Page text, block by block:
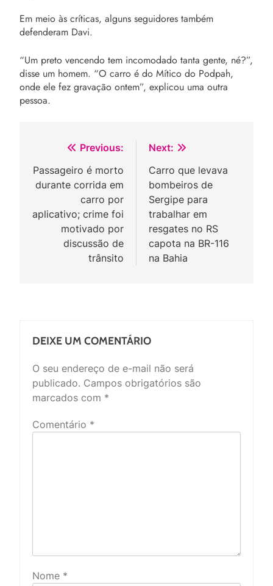
Em meio às críticas, alguns seguidores também
defenderam Davi.
“Um preto vencendo tem incomodado tanta gente, né?”,
disse um homem. “O carro é do Mítico do Podpah,
onde ele fez gravação ontem”, explicou uma outra
pessoa.
Navegação
de
Post
Previous:
Passageiro é morto
durante corrida em
carro por
aplicativo; crime foi
motivado por
discussão de
trânsito
Next:
Carro que levava
bombeiros de
Sergipe para
trabalhar em
resgates no RS
capota na BR-116
na Bahia
DEIXE UM COMENTÁRIO
O seu endereço de e-mail não será
publicado. Campos obrigatórios são
marcados com *
Comentário *
Nome *